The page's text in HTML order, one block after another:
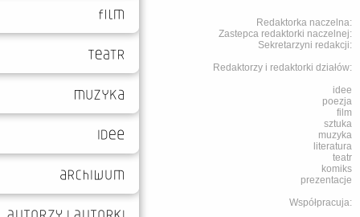
Redaktorka naczelna:
Zastepca redaktorki naczelnej:
Sekretarzyni redakcji:
Redaktorzy i redaktorki działów:
idee
poezja
film
sztuka
muzyka
literatura
teatr
komiks
prezentacje
Współpracuja: